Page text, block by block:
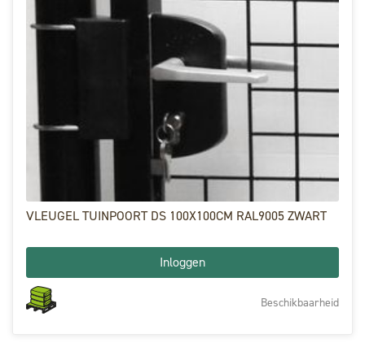
VLEUGEL TUINPOORT DS 100X100CM RAL9005 ZWART
Inloggen
Beschikbaarheid